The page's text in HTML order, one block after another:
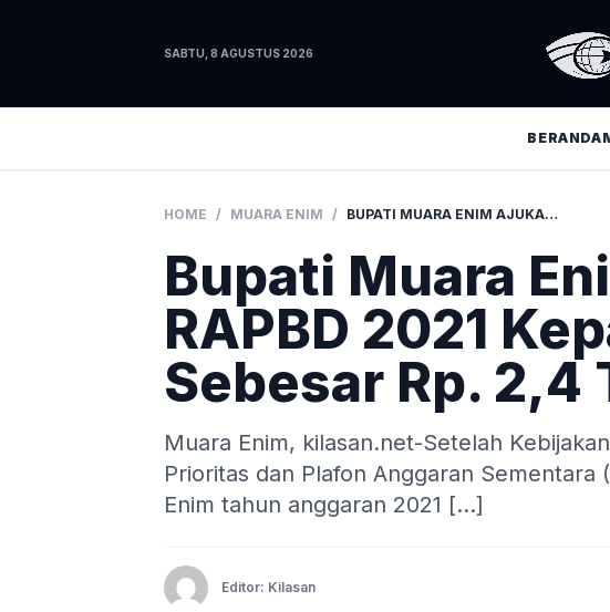
SABTU, 8 AGUSTUS 2026
BERANDA
HOME / MUARA ENIM / BUPATI MUARA ENIM AJUKAN RAPBD 2021 KEPADA DPRD SEBESAR RP. 2,4 TRILIUN
Bupati Muara
RAPBD 2021
Sebesar Rp. 2,4
Muara Enim, kilasan.net-Setelah
Prioritas dan Plafon Anggaran Sementara
Enim tahun anggaran 2021 […]
Editor: Kilasan